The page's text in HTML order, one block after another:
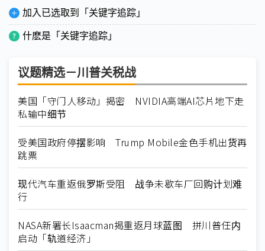
加入已选取到「关键字追踪」
什麽是「关键字追踪」
议题精选－川普关税战
美国「守门人移动」揭密 NVIDIA高端AI芯片地下走
私输中细节
受美国政府停摆影响 Trump Mobile金色手机出货再
跳票
现代汽车重返俄罗斯受阻 战争未歇车厂回购计划难
行
NASA新署长Isaacman揭重返月球蓝图 拼川普任内
启动「轨道经济」